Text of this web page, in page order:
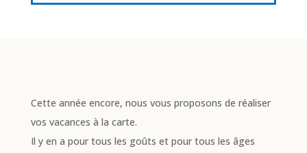
Cette année encore, nous vous proposons de réaliser
vos vacances à la carte.
Il y en a pour tous les goûts et pour tous les âges